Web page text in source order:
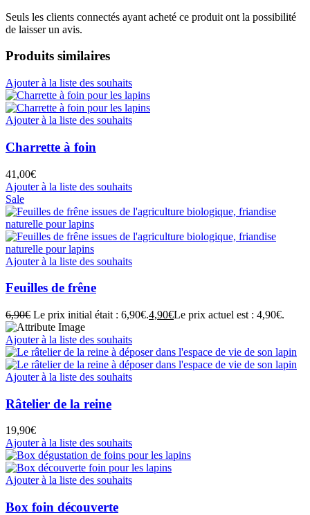
Seuls les clients connectés ayant acheté ce produit ont la possibilité
de laisser un avis.
Produits similaires
Ajouter à la liste des souhaits
Ajouter à la liste des souhaits
Charrette à foin
41,00€
Ajouter à la liste des souhaits
Sale
Ajouter à la liste des souhaits
Feuilles de frêne
6,90€ Le prix initial était : 6,90€.4,90€Le prix actuel est : 4,90€.
Ajouter à la liste des souhaits
Ajouter à la liste des souhaits
Râtelier de la reine
19,90€
Ajouter à la liste des souhaits
Ajouter à la liste des souhaits
Box foin découverte